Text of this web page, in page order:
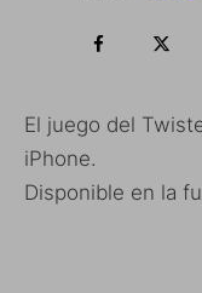
El juego del
iPhone.
Disponible en la